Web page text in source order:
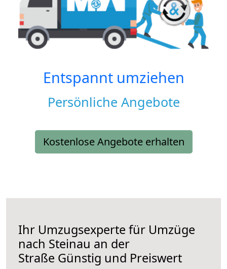
Entspannt umziehen
Persönliche Angebote
Kostenlose Angebote erhalten
Ihr Umzugsexperte für Umzüge
nach Steinau an der
Straße Günstig und Preiswert